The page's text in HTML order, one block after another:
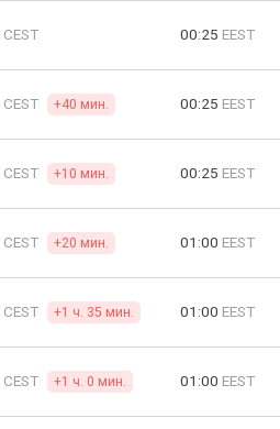
CEST 00:25 EEST
CEST +40 мин. 00:25 EEST
CEST +10 мин. 00:25 EEST
CEST +20 мин. 01:00 EEST
CEST +1 ч. 35 мин. 01:00 EEST
CEST +1 ч. 0 мин. 01:00 EEST